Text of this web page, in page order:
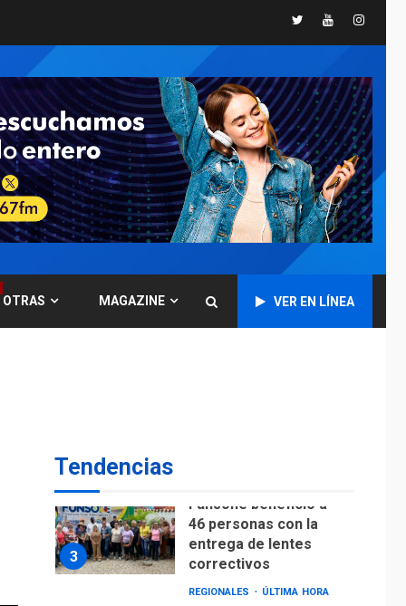
TwitterYoutube
OTRAS MAGAZINE VER EN LÍNEA
Tendencias
financiamiento obras
post-sismos
7
LATINOAMÉRICA Y CARIBE
TITULARES
ÚLTIMA HORA
Atentado con drones
explosivos deja un
policía muerto
POLÍTICA ÚLTIMA HORA
Delcy Rodríguez
Corpoelec y nuevo
3
Funsone benefició a
46 personas con la
entrega de lentes
correctivos
REGIONALES ÚLTIMA HORA